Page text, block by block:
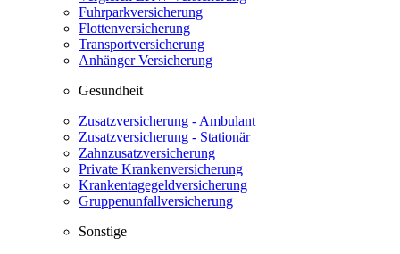
Fuhrparkversicherung
Flottenversicherung
Transportversicherung
Anhänger Versicherung
Gesundheit
Zusatzversicherung - Ambulant
Zusatzversicherung - Stationär
Zahnzusatzversicherung
Private Krankenversicherung
Krankentagegeldversicherung
Gruppenunfallversicherung
Sonstige